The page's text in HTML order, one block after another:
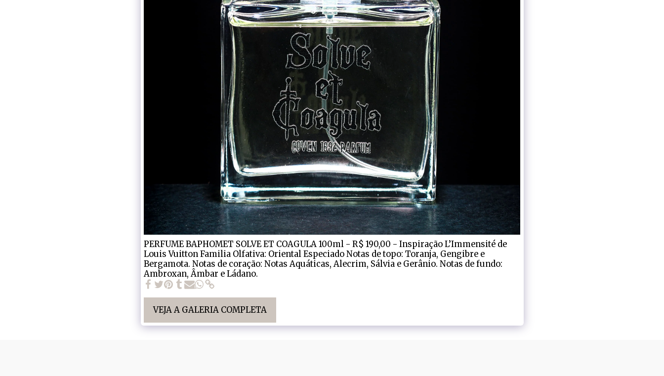
PERFUME BAPHOMET SOLVE ET COAGULA 100ml - R$ 190,00 - Inspiração L’Immensité de
Louis Vuitton Familia Olfativa: Oriental Especiado Notas de topo: Toranja, Gengibre e
Bergamota. Notas de coração: Notas Aquáticas, Alecrim, Sálvia e Gerânio. Notas de fundo:
Ambroxan, Âmbar e Ládano.
VEJA A GALERIA COMPLETA